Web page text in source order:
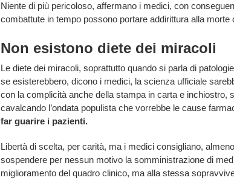
Niente di più pericoloso, affermano i medici, con
combattute in tempo possono portare addirittura alla morte
Non esistono diete dei miracoli
Le diete dei miracoli, soprattutto quando si parla di
se esisterebbero, dicono i medici, la scienza ufficiale
con la complicità anche della stampa in carta e inchiostro,
cavalcando l’ondata populista che vorrebbe le cause
far guarire i pazienti.
Libertà di scelta, per carità, ma i medici consigliano,
sospendere per nessun motivo la somministrazione di
miglioramento del quadro clinico, ma alla stessa